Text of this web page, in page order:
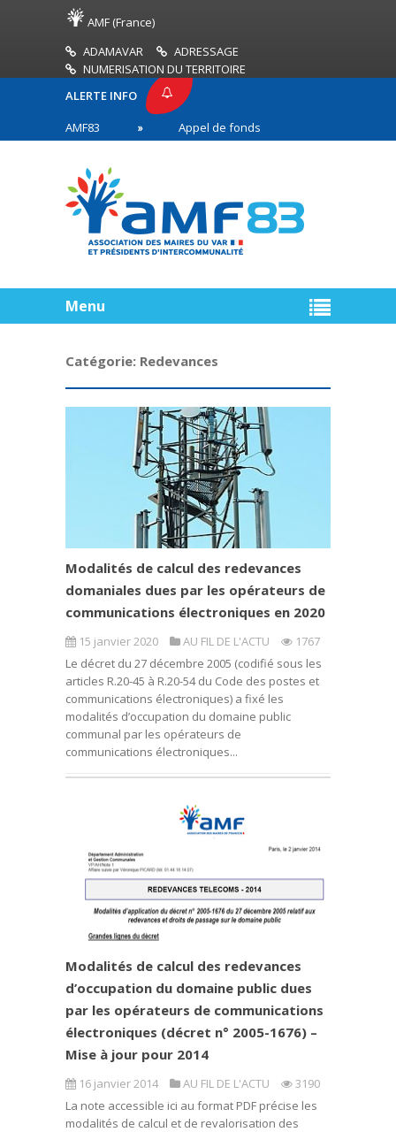
AMF (France)
ADAMAVAR
ADRESSAGE
NUMERISATION DU TERRITOIRE
ALERTE INFO
AMF83
Appel de fonds incendies de forêt
en première ligne
Menu
Catégorie: Redevances
Modalités de calcul des redevances
domaniales dues par les opérateurs de
communications électroniques en 2020
15 janvier 2020 AU FIL DE L'ACTU
1767
Le décret du 27 décembre 2005 (codifié sous les
articles R.20-45 à R.20-54 du Code des postes et
communications électroniques) a fixé les
modalités d’occupation du domaine public
communal par les opérateurs de
communications électroniques...
Modalités de calcul des redevances
d’occupation du domaine public dues
par les opérateurs de communications
électroniques (décret n° 2005-1676) –
Mise à jour pour 2014
16 janvier 2014 AU FIL DE L'ACTU
3190
La note accessible ici au format PDF précise les
modalités de calcul et de revalorisation des